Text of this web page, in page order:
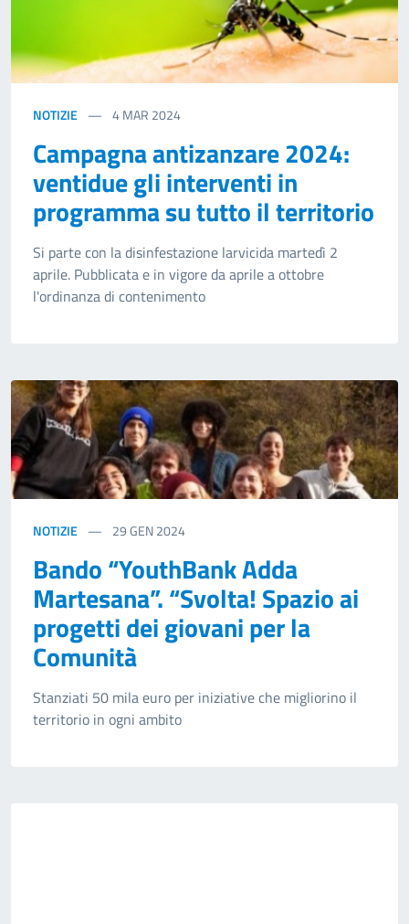
NOTIZIE 4MAR 2024
Campagna antizanzare 2024:
ventidue gli interventi in
programma su tutto il territorio
Si parte con la disinfestazione larvicida martedì 2
aprile. Pubblicata e in vigore da aprile a ottobre
l'ordinanza di contenimento
NOTIZIE 29GEN 2024
Bando “YouthBank Adda
Martesana”. “Svolta! Spazio ai
progetti dei giovani per la
Comunità
Stanziati 50 mila euro per iniziative che migliorino il
territorio in ogni ambito